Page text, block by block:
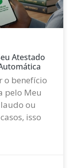
Atestado
o benefício
pelo Meu
ou
isso